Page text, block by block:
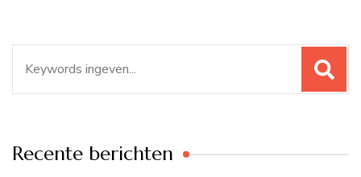
naar:
Recente berichten